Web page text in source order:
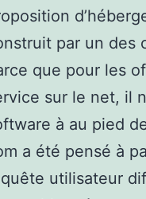
par un des
que pour les
sur le net, il
à au pied
a été pensé à
utilisateur